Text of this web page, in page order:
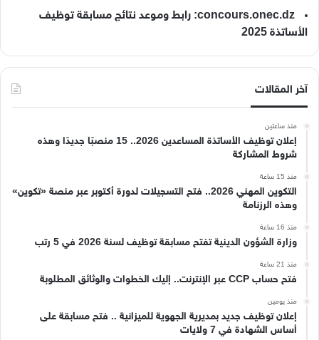
concours.onec.dz: رابط وموعد نتائج مسابقة توظيف
الأساتذة 2025
آخر المقالات
منذ ساعتين
إعلان توظيف الأساتذة المساعدين 2026.. 15 منصبًا جديدًا وهذه
شروط المشاركة
منذ 15 ساعة
التكوين المهني 2026.. فتح التسجيلات لدورة أكتوبر عبر منصة «تكوين»
وهذه الرزنامة
منذ 16 ساعة
وزارة الشؤون الدينية تفتح مسابقة توظيف لسنة 2026 في 5 رتب
منذ 21 ساعة
فتح حساب CCP عبر الإنترنت.. إليك الخطوات والوثائق المطلوبة
منذ يومين
إعلان توظيف جديد بمديرية الجهوية للميزانية .. فتح مسابقة على
أساس الشهادة في 7 ولايات